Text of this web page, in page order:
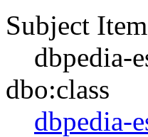
Subject Item
dbpedia-
dbo:class
dbpedia-